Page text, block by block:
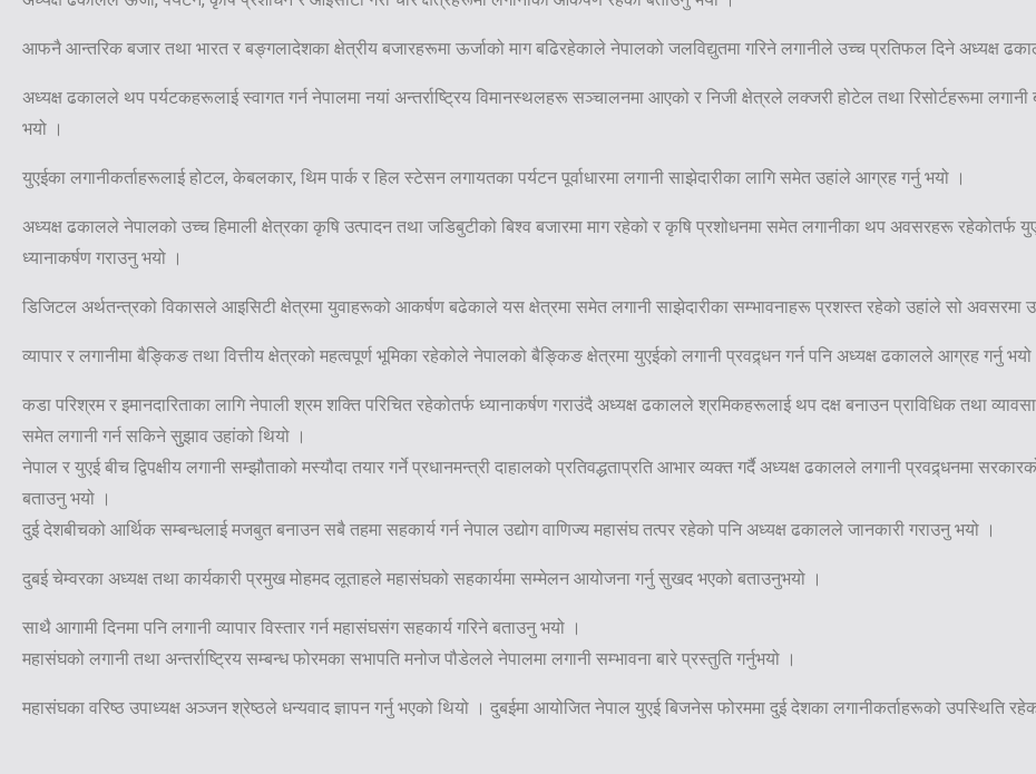
आफनै आन्तरिक बजार तथा भारत र बङ्गलादेशका क्षेत्रीय बजारहरूमा ऊर्जाको माग बढिरहेकाले नेपालको जलविद्युतमा गरिने लगानीले उच्च प्रतिफल दिने अध्यक्ष
अध्यक्ष ढकालले थप पर्यटकहरूलाई स्वागत गर्न नेपालमा नयां अन्तर्राष्ट्रिय विमानस्थलहरू सञ्चालनमा आएको र निजी क्षेत्रले लक्जरी होटेल तथा रिसोर्टहरूमा लगानी
भयो ।
युएईका लगानीकर्ताहरूलाई होटल, केबलकार, थिम पार्क र हिल स्टेसन लगायतका पर्यटन पूर्वाधारमा लगानी साझेदारीका लागि समेत उहांले आग्रह गर्नु भयो ।
अध्यक्ष ढकालले नेपालको उच्च हिमाली क्षेत्रका कृषि उत्पादन तथा जडिबुटीको बिश्व बजारमा माग रहेको र कृषि प्रशोधनमा समेत लगानीका थप अवसरहरू रहेकोतर्फ
ध्यानाकर्षण गराउनु भयो ।
डिजिटल अर्थतन्त्रको विकासले आइसिटी क्षेत्रमा युवाहरूको आकर्षण बढेकाले यस क्षेत्रमा समेत लगानी साझेदारीका सम्भावनाहरू प्रशस्त रहेको उहांले सो अवसरमा
व्यापार र लगानीमा बैङ्किङ तथा वित्तीय क्षेत्रको महत्वपूर्ण भूमिका रहेकोले नेपालको बैङ्किङ क्षेत्रमा युएईको लगानी प्रवद्र्धन गर्न पनि अध्यक्ष ढकालले आग्रह गर्नु भयो
कडा परिश्रम र इमानदारिताका लागि नेपाली श्रम शक्ति परिचित रहेकोतर्फ ध्यानाकर्षण गराउंदै अध्यक्ष ढकालले श्रमिकहरूलाई थप दक्ष बनाउन प्राविधिक तथा
समेत लगानी गर्न सकिने सुुझाव उहांको थियो ।
नेपाल र युएई बीच द्विपक्षीय लगानी सम्झौताको मस्यौदा तयार गर्ने प्रधानमन्त्री दाहालको प्रतिवद्धताप्रति आभार व्यक्त गर्दै अध्यक्ष ढकालले लगानी प्रवद्र्धनमा
बताउनु भयो ।
दुई देशबीचको आर्थिक सम्बन्धलाई मजबुत बनाउन सबै तहमा सहकार्य गर्न नेपाल उद्योग वाणिज्य महासंघ तत्पर रहेको पनि अध्यक्ष ढकालले जानकारी गराउनु भयो ।
दुबई चेम्वरका अध्यक्ष तथा कार्यकारी प्रमुख मोहमद लूताहले महासंघको सहकार्यमा सम्मेलन आयोजना गर्नु सुखद भएको बताउनुभयो ।
साथै आगामी दिनमा पनि लगानी व्यापार विस्तार गर्न महासंघसंग सहकार्य गरिने बताउनु भयो ।
महासंघको लगानी तथा अन्तर्राष्ट्रिय सम्बन्ध फोरमका सभापति मनोज पौडेलले नेपालमा लगानी सम्भावना बारे प्रस्तुति गर्नुभयो ।
महासंघका वरिष्ठ उपाध्यक्ष अञ्जन श्रेष्ठले धन्यवाद ज्ञापन गर्नु भएको थियो । दुबईमा आयोजित नेपाल युएई बिजनेस फोरममा दुई देशका लगानीकर्ताहरूको उपस्थिति